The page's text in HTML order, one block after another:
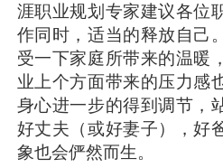
涯职业规划专家建议各位
作同时，适当的释放自己
受一下家庭所带来的温暖
业上个方面带来的压力感
身心进一步的得到调节，
好丈夫（或好妻子），好
象也会俨然而生。